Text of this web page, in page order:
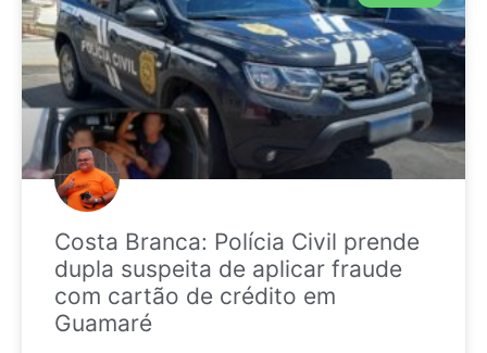
Costa Branca: Polícia Civil prende
dupla suspeita de aplicar fraude
com cartão de crédito em
Guamaré